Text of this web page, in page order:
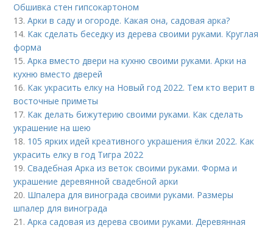
Обшивка стен гипсокартоном
13.Арки в саду и огороде. Какая она, садовая арка?
14. Как сделать беседку из дерева своими руками. Круглая
форма
15.Арка вместо двери на кухню своими руками. Арки на
кухню вместо дверей
16. Как украсить елку на Новый год 2022. Тем кто верит в
восточные приметы
17. Как делать бижутерию своими руками. Как сделать
украшение на шею
18. 105 ярких идей креативного украшения ёлки 2022. Как
украсить елку в год Тигра 2022
19.Свадебная Арка из веток своими руками. Форма и
украшение деревянной свадебной арки
20. Шпалера для винограда своими руками. Размеры
шпалер для винограда
21.Арка садовая из дерева своими руками. Деревянная